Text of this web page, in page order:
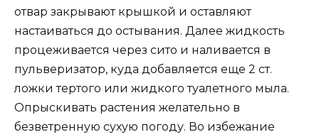
отвар закрывают крышкой и оставляют
настаиваться до остывания. Далее жидкость
процеживается через сито и наливается в
пульверизатор, куда добавляется еще 2 ст.
ложки тертого или жидкого туалетного мыла.
Опрыскивать растения желательно в
безветренную сухую погоду. Во избежание